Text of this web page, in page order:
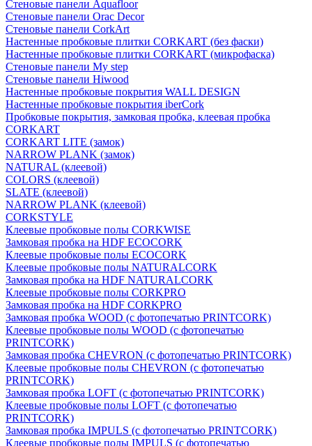
Стеновые панели Aquafloor
Стеновые панели Orac Decor
Стеновые панели CorkArt
Настенные пробковые плитки CORKART (без фаски)
Настенные пробковые плитки CORKART (микрофаска)
Стеновые панели My step
Стеновые панели Hiwood
Настенные пробковые покрытия WALL DESIGN
Настенные пробковые покрытия iberCork
Пробковые покрытия, замковая пробка, клеевая пробка
CORKART
CORKART LITE (замок)
NARROW PLANK (замок)
NATURAL (клеевой)
COLORS (клеевой)
SLATE (клеевой)
NARROW PLANK (клеевой)
CORKSTYLE
Клеевые пробковые полы CORKWISE
Замковая пробка на HDF ECOCORK
Клеевые пробковые полы ECOCORK
Клеевые пробковые полы NATURALCORK
Замковая пробка на HDF NATURALCORK
Клеевые пробковые полы CORKPRO
Замковая пробка на HDF CORKPRO
Замковая пробка WOOD (с фотопечатью PRINTCORK)
Клеевые пробковые полы WOOD (с фотопечатью
PRINTCORK)
Замковая пробка CHEVRON (с фотопечатью PRINTCORK)
Клеевые пробковые полы CHEVRON (с фотопечатью
PRINTCORK)
Замковая пробка LOFT (с фотопечатью PRINTCORK)
Клеевые пробковые полы LOFT (с фотопечатью
PRINTCORK)
Замковая пробка IMPULS (с фотопечатью PRINTCORK)
Клеевые пробковые полы IMPULS (с фотопечатью